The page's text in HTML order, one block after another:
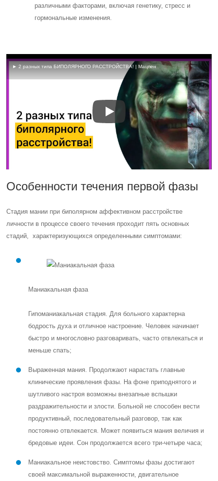
различными факторами, включая генетику, стресс и
гормональные изменения.
► 2 разных типа БИПОЛЯРНОГО РАССТРОЙСТВА! | Мацпен
Особенности течения первой фазы
Стадия мании при биполярном аффективном расстройстве
личности в процессе своего течения проходит пять основных
стадий, характеризующихся определенными симптомами:
Маниакальная фаза
Гипоманиакальная стадия. Для больного характерна
бодрость духа и отличное настроение. Человек начинает
быстро и многословно разговаривать, часто отвлекаться и
меньше спать;
Выраженная мания. Продолжают нарастать главные
клинические проявления фазы. На фоне приподнятого и
шутливого настроя возможны внезапные вспышки
раздражительности и злости. Больной не способен вести
продуктивный, последовательный разговор, так как
постоянно отвлекается. Может появиться мания величия и
бредовые идеи. Сон продолжается всего три-четыре часа;
Маниакальное неистовство. Симптомы фазы достигают
своей максимальной выраженности, двигательное